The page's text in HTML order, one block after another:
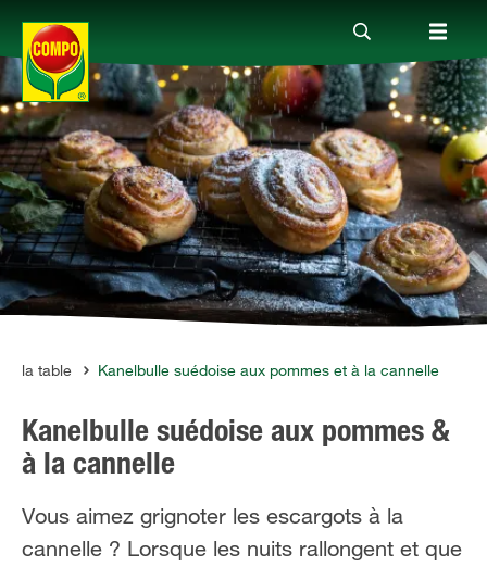
Produits
Conseil
Thèmes
Service
Qui sommes-nous?
à la table Kanelbulle suédoise aux pommes et à la cannelle
Kanelbulle suédoise aux pommes &
à la cannelle
Vous aimez grignoter les escargots à la
cannelle ? Lorsque les nuits rallongent et que